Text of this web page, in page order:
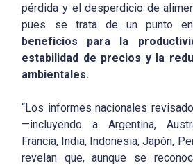
pérdida y el desperdicio de
pues se trata de un punto
beneficios para la
estabilidad de precios y la
ambientales.
“Los informes nacionales
—incluyendo a Argentina,
Francia, India, Indonesia, Japón,
revelan que, aunque se